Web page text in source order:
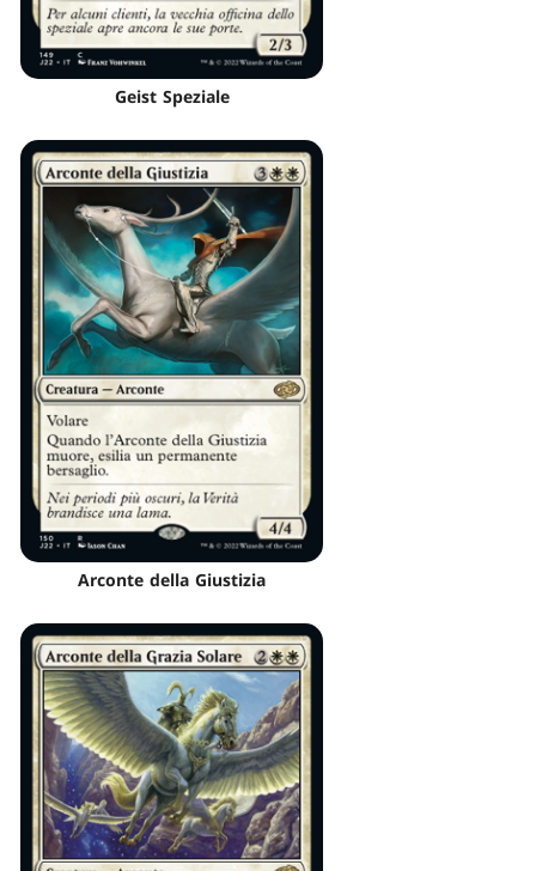
Geist Speziale
Arconte della Giustizia